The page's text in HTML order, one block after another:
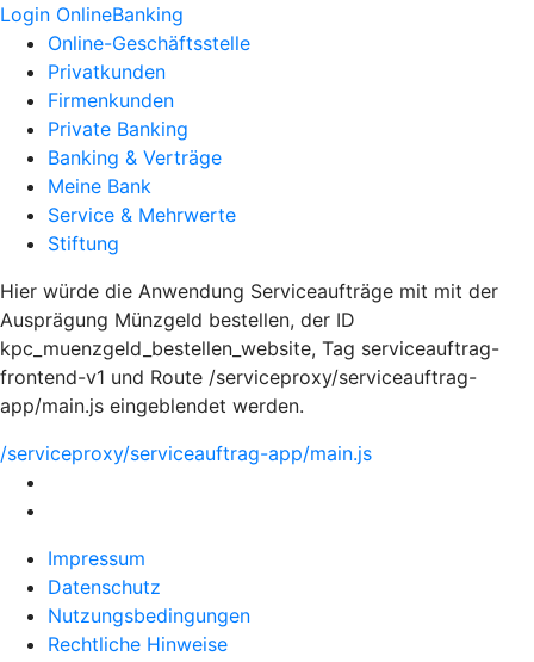
Login OnlineBanking
Online-Geschäftsstelle
Privatkunden
Firmenkunden
Private Banking
Banking & Verträge
Meine Bank
Service & Mehrwerte
Stiftung
Hier würde die Anwendung Serviceaufträge mit mit der
Ausprägung Münzgeld bestellen, der ID
kpc_muenzgeld_bestellen_website, Tag serviceauftrag-
frontend-v1 und Route /serviceproxy/serviceauftrag-
app/main.js eingeblendet werden.
/serviceproxy/serviceauftrag-app/main.js
Impressum
Datenschutz
Nutzungsbedingungen
Rechtliche Hinweise